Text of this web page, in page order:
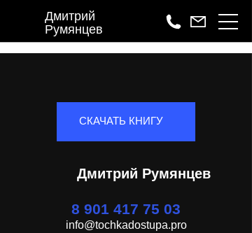
Дмитрий
Румянцев
СКАЧАТЬ КНИГУ
Дмитрий Румянцев
8 901 417 75 03
info@tochkadostupa.pro